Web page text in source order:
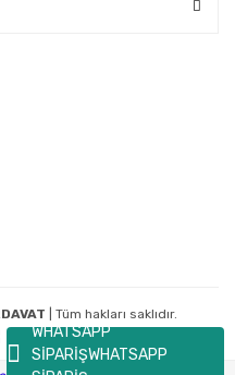
WHATSAPP
SİPARİŞWHATSAPP
| Tüm hakları saklıdır.